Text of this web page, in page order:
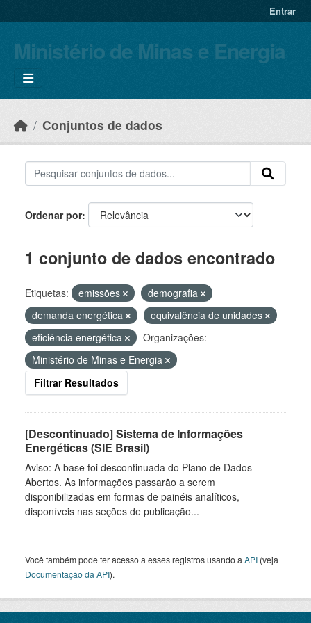
Entrar
Ministério de Minas e Energia
Conjuntos de dados
Ordenar por
1 conjunto de dados encontrado
Etiquetas: emissões
demografia
demanda energética
equivalência de unidades
eficiência energética
Organizações:
Ministério de Minas e Energia
Filtrar Resultados
[Descontinuado] Sistema de Informações
Energéticas (SIE Brasil)
Aviso: A base foi descontinuada do Plano de Dados
Abertos. As informações passarão a serem
disponibilizadas em formas de painéis analíticos,
disponíveis nas seções de publicação...
Você também pode ter acesso a esses registros usando a API (veja
Documentação da API).